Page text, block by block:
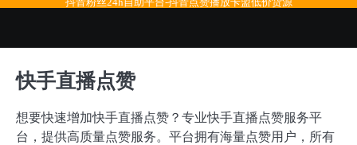
快手直播点赞
想要快速增加快手直播点赞？专业快手直播点赞服务平
台，提供高质量点赞服务。平台拥有海量点赞用户，所有